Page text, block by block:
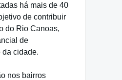
há mais de 40
de contribuir
do Rio Canoas,
de
da cidade.
nos bairros